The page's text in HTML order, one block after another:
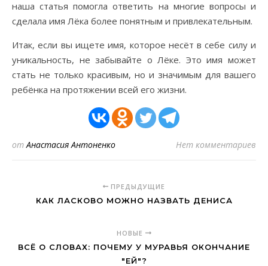
наша статья помогла ответить на многие вопросы и
сделала имя Лёка более понятным и привлекательным.
Итак, если вы ищете имя, которое несёт в себе силу и
уникальность, не забывайте о Лёке. Это имя может
стать не только красивым, но и значимым для вашего
ребёнка на протяжении всей его жизни.
отАнастасия Антоненко Нет комментариев
ПРЕДЫДУЩИЕ
КАК ЛАСКОВО МОЖНО НАЗВАТЬ ДЕНИСА
НОВЫЕ
ВСЁ О СЛОВАХ: ПОЧЕМУ У МУРАВЬЯ ОКОНЧАНИЕ
"ЕЙ"?